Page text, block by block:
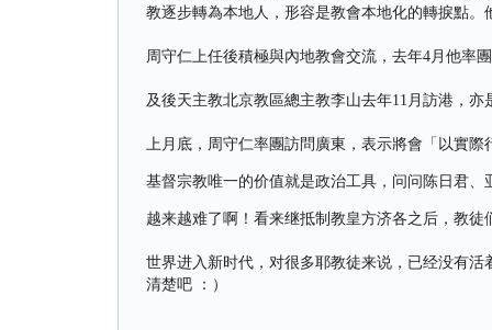
教逐步轉為本地人，形容是教會本地化的轉捩點
周守仁上任後積極與內地教會交流，去年4月他率
及後天主教北京教區總主教李山去年11月訪港，
上月底，周守仁率團訪問廣東，表示將會「以實際
基督宗教唯一的价值就是政治工具，问问陈日君、
越来越难了啊！看来继抵制教皇方济各之后，教徒
世界进入新时代，对很多耶教徒来说，已经没有
清楚吧 ：）